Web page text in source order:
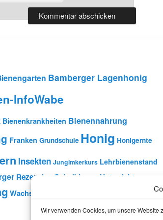
Wir verwenden Cookies, um unsere Website
Bamberger Lagenhonig
InfoWabe
Bienenkrankheiten Bienennahrung
Franken Grundschule Honig Honigernte
Insekten Jungimkerkurs Lehrbienenstand
Rezension Schulbienen-Unterricht
Wachs